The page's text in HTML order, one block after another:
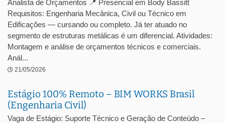
Analista de Orçamentos 📍 Presencial em Body Bassitt
Requisitos: Engenharia Mecânica, Civil ou Técnico em
Edificações — cursando ou completo. Já ter atuado no
segmento de estruturas metálicas é um diferencial. Atividades:
Montagem e análise de orçamentos técnicos e comerciais.
Anál...
21/05/2026
Estágio 100% Remoto – BIM WORKS Brasil
(Engenharia Civil)
Vaga de Estágio: Suporte Técnico e Geração de Conteúdo –